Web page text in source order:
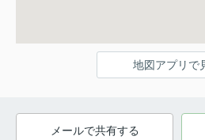
地図アプリで
メールで共有する